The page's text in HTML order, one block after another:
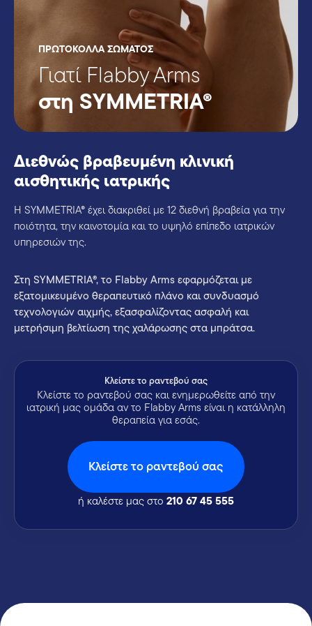
ΠΡΩΤΟΚΟΛΛΑ ΣΩΜΑΤΟΣ
Γιατί Flabby Arms
στη SYMMETRIA®
Διεθνώς βραβευμένη κλινική
αισθητικής ιατρικής
Η SYMMETRIA® έχει διακριθεί με 12 διεθνή βραβεία για την
ποιότητα, την καινοτομία και το υψηλό επίπεδο ιατρικών
υπηρεσιών της.
Στη SYMMETRIA®, το Flabby Arms εφαρμόζεται με
εξατομικευμένο θεραπευτικό πλάνο και συνδυασμό
τεχνολογιών αιχμής, εξασφαλίζοντας ασφαλή και
μετρήσιμη βελτίωση της χαλάρωσης στα μπράτσα.
Kλείστε το ραντεβού σας
Κλείστε το ραντεβού σας και ενημερωθείτε από την
ιατρική μας ομάδα αν το Flabby Arms είναι η κατάλληλη
θεραπεία για εσάς.
Kλείστε το ραντεβού σας
ή καλέστε μας στο 210 67 45 555